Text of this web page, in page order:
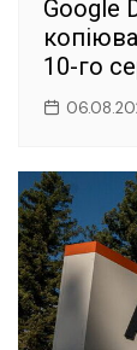
Google
10-го